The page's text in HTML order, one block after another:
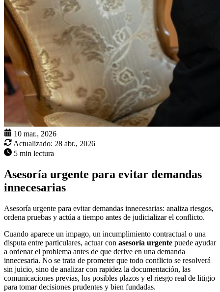
10 mar., 2026
Actualizado: 28 abr., 2026
5 min lectura
Asesoría urgente para evitar demandas
innecesarias
Asesoría urgente para evitar demandas innecesarias: analiza riesgos,
ordena pruebas y actúa a tiempo antes de judicializar el conflicto.
Cuando aparece un impago, un incumplimiento contractual o una
disputa entre particulares, actuar con asesoría urgente puede ayudar
a ordenar el problema antes de que derive en una demanda
innecesaria. No se trata de prometer que todo conflicto se resolverá
sin juicio, sino de analizar con rapidez la documentación, las
comunicaciones previas, los posibles plazos y el riesgo real de litigio
para tomar decisiones prudentes y bien fundadas.